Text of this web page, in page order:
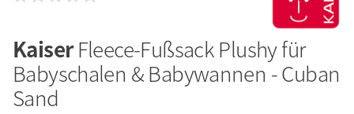
KaiserFleece-Fußsack Plushy für
Babyschalen & Babywannen - Cuban
Sand